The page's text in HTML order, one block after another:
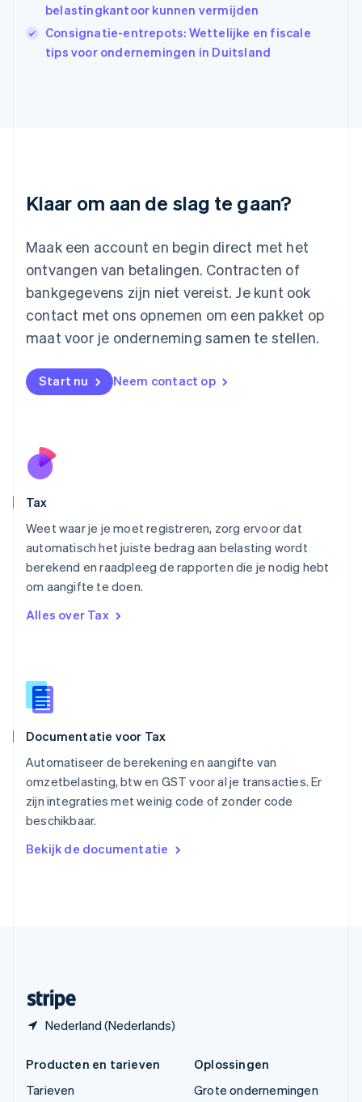
belastingkantoor kunnen vermijden
Consignatie-entrepots: Wettelijke en fiscale
tips voor ondernemingen in Duitsland
Klaar om aan de slag te gaan?
Maak een account en begin direct met het
ontvangen van betalingen. Contracten of
bankgegevens zijn niet vereist. Je kunt ook
contact met ons opnemen om een pakket op
maat voor je onderneming samen te stellen.
Start nu Neem contact op
Tax
Weet waar je je moet registreren, zorg ervoor dat
automatisch het juiste bedrag aan belasting wordt
berekend en raadpleeg de rapporten die je nodig hebt
om aangifte te doen.
Alles over Tax
Documentatie voor Tax
Automatiseer de berekening en aangifte van
omzetbelasting, btw en GST voor al je transacties. Er
zijn integraties met weinig code of zonder code
beschikbaar.
Bekijk de documentatie
Nederland (Nederlands)
India
English
Italië
Litouwen
Luxemburg
Maleisië
English简体中文
Malta
English
Mexico
Nederland
NederlandsEnglish
English
Oostenrijk
English
Portugal
English
Roemenië
English
Singapore
English 简体中文
English
Spanje
Thailand
ไทยEnglish
Tsjechië
Vasteland van China
简体中文English
English
Producten en tarieven
Tarieven
Oplossingen
Grote ondernemingen